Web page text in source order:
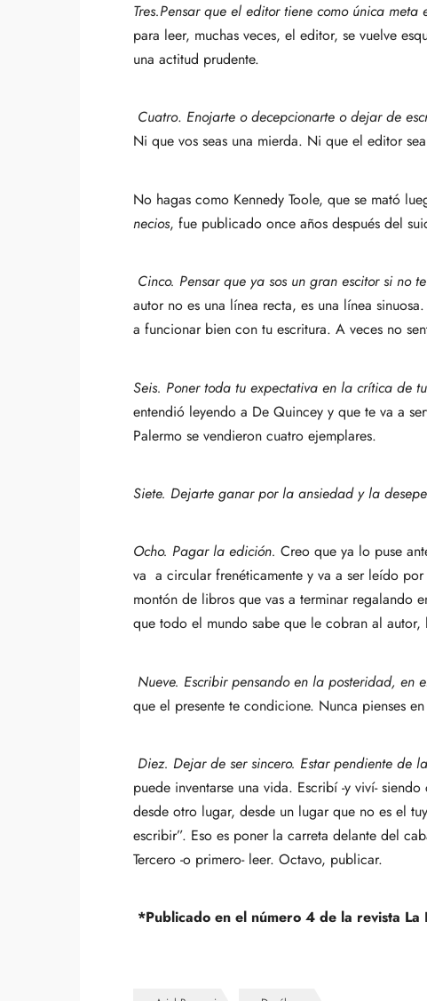
Tres.Pensar que el editor tiene como única
para leer, muchas veces, el editor, se vuelve
una actitud prudente.
Cuatro. Enojarte o decepcionarte o dejar de
Ni que vos seas una mierda. Ni que el editor
No hagas como Kennedy Toole, que se mató
necios, fue publicado once años después del
Cinco. Pensar que ya sos un gran escitor si no
autor no es una línea recta, es una línea
a funcionar bien con tu escritura. A veces no
Seis. Poner toda tu expectativa en la crítica de
entendió leyendo a De Quincey y que te va a
Palermo se vendieron cuatro ejemplares.
Siete. Dejarte ganar por la ansiedad y la
Ocho. Pagar la edición. Creo que ya lo puse
va a circular frenéticamente y va a ser leído
montón de libros que vas a terminar regalando
que todo el mundo sabe que le cobran al autor,
Nueve. Escribir pensando en la posteridad, en
que el presente te condicione. Nunca pienses en
Diez. Dejar de ser sincero. Estar pendiente de
puede inventarse una vida. Escribí -y viví-
desde otro lugar, desde un lugar que no es el
escribir”. Eso es poner la carreta delante del
Tercero -o primero- leer. Octavo, publicar.
*Publicado en el número 4 de la revista La